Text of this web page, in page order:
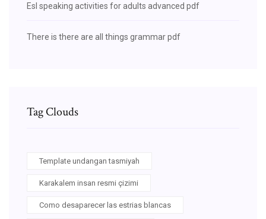
Esl speaking activities for adults advanced pdf
There is there are all things grammar pdf
Tag Clouds
Template undangan tasmiyah
Karakalem insan resmi çizimi
Como desaparecer las estrias blancas